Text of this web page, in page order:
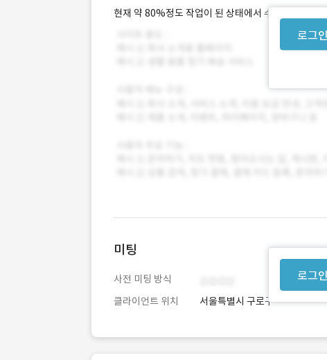
로그
현재 약 80%정도 작업이 된 상태에서 수정 및 보완작업
로그
미팅
사전 미팅 방식
클라이언트 위치
서울특별시 구로구